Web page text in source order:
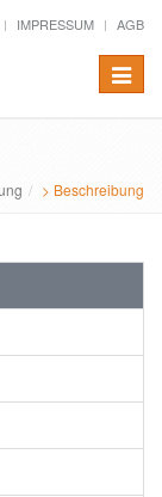
IMPRESSUM AGB
Toggle
> Beschreibung